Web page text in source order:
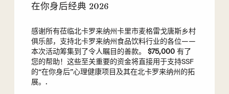
在你身后经典 2026
感谢所有莅临北卡罗来纳州卡里市麦格雷戈唐斯乡村
俱乐部，支持北卡罗来纳州食品饮料行业的各位——
本次活动筹集到了令人瞩目的善款。 $75,000 有了
您的帮助！这些至关重要的资金将直接用于支持SSF
的“在你身后”心理健康项目及其在北卡罗来纳州的拓
展。.